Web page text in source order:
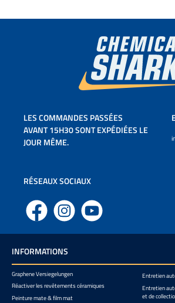
LES COMMANDES PASSÉES
AVANT 15H30 SONT EXPÉDIÉES LE
JOUR MÊME.
RÉSEAUX SOCIAUX
Facebook Instagram YouTube
INFORMATIONS
Graphene Versiegelungen
Réactiver les revêtements céramiques
Peinture mate & film mat
Entretien
Entretien
et de